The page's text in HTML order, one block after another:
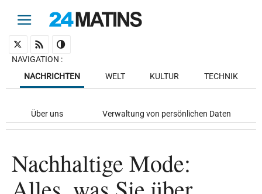
NAVIGATION :
NACHRICHTEN
WELT KULTUR TECHNIK
Über uns Verwaltung von persönlichen Daten
Nachhaltige Mode: